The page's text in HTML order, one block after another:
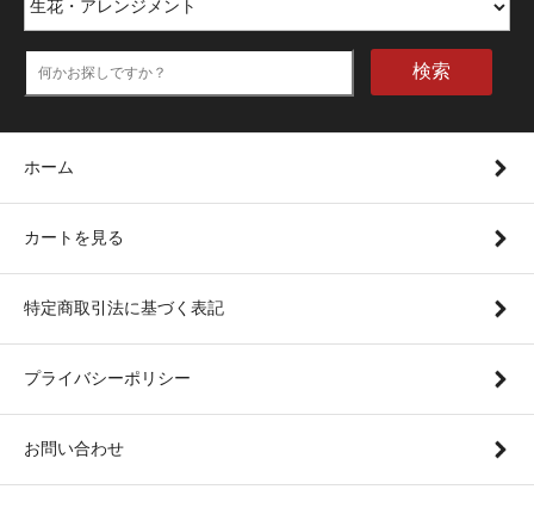
検索
ホーム
カートを見る
特定商取引法に基づく表記
プライバシーポリシー
お問い合わせ